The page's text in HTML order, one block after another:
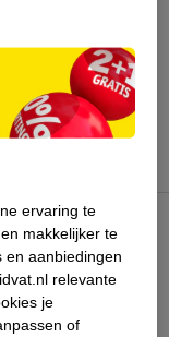
ervaring te
makkelijker te
en aanbiedingen
relevante
je
of